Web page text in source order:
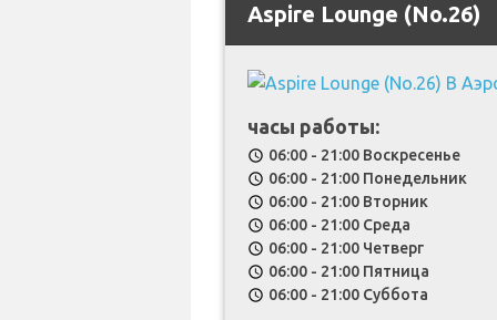
Aspire Lounge (No.26)
часы работы:
schedule 06:00 - 21:00 Воскресенье
schedule 06:00 - 21:00 Понедельник
schedule 06:00 - 21:00 Вторник
schedule 06:00 - 21:00 Среда
schedule 06:00 - 21:00 Четверг
schedule 06:00 - 21:00 Пятница
schedule 06:00 - 21:00 Суббота